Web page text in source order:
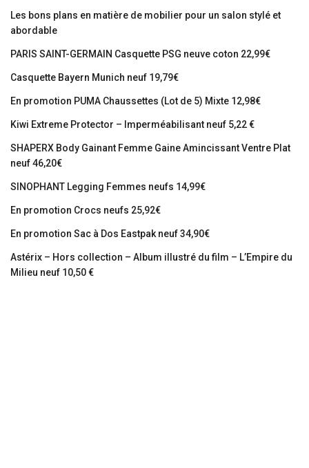
Les bons plans en matière de mobilier pour un salon stylé et
abordable
PARIS SAINT-GERMAIN Casquette PSG neuve coton 22,99€
Casquette Bayern Munich neuf 19,79€
En promotion PUMA Chaussettes (Lot de 5) Mixte 12,98€
Kiwi Extreme Protector – Imperméabilisant neuf 5,22 €
SHAPERX Body Gainant Femme Gaine Amincissant Ventre Plat
neuf 46,20€
SINOPHANT Legging Femmes neufs 14,99€
En promotion Crocs neufs 25,92€
En promotion Sac à Dos Eastpak neuf 34,90€
Astérix – Hors collection – Album illustré du film – L’Empire du
Milieu neuf 10,50 €